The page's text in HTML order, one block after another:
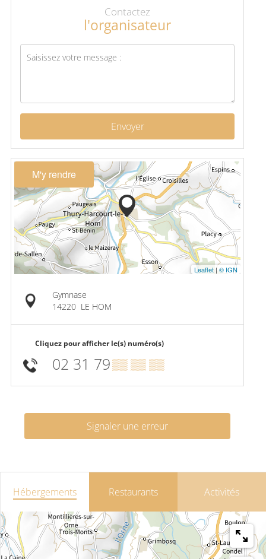
Contactez
l'organisateur
Envoyer
M'y rendre
Leaflet|© IGN
Gymnase
14220 LE HOM
Cliquez pour afficher le(s) numéro(s)
02 31 79▒▒ ▒▒ ▒▒
Signaler une erreur
Hébergements Restaurants Activités